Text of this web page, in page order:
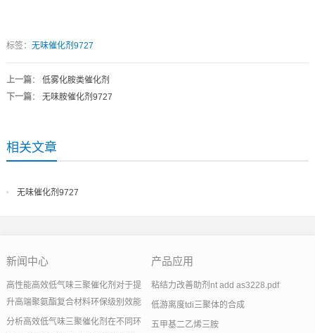
标签： 无味催化剂9727
上一篇： 低雾化胺类催化剂
下一篇： 无味胺催化剂9727
相关文章
无味催化剂9727
新闻中心
高性能高效低气味三聚催化剂对于提
升高端聚氨酯复合材料环保级别效能
分析高效低气味三聚催化剂在不同环
产品应用
粘结力改善助剂nt add as3228.pdf
低游离度tdi三聚体的合成
五甲基二乙烯三胺